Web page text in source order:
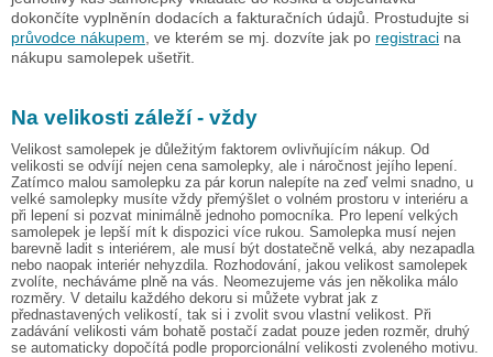
dokončíte vyplněnín dodacích a fakturačních údajů. Prostudujte si
průvodce nákupem , ve kterém se mj. dozvíte jak po registraci na
nákupu samolepek ušetřit.
Na velikosti záleží - vždy
Velikost samolepek je důležitým faktorem ovlivňujícím nákup. Od
velikosti se odvíjí nejen cena samolepky, ale i náročnost jejího lepení.
Zatímco malou samolepku za pár korun nalepíte na zeď velmi snadno, u
velké samolepky musíte vždy přemýšlet o volném prostoru v interiéru a
při lepení si pozvat minimálně jednoho pomocníka. Pro lepení velkých
samolepek je lepší mít k dispozici více rukou. Samolepka musí nejen
barevně ladit s interiérem, ale musí být dostatečně velká, aby nezapadla
nebo naopak interiér nehyzdila. Rozhodování, jakou velikost samolepek
zvolíte, necháváme plně na vás. Neomezujeme vás jen několika málo
rozměry. V detailu každého dekoru si můžete vybrat jak z
přednastavených velikostí, tak si i zvolit svou vlastní velikost. Při
zadávání velikosti vám bohatě postačí zadat pouze jeden rozměr, druhý
se automaticky dopočítá podle proporcionální velikosti zvoleného motivu.